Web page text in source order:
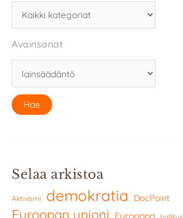
Avainsanat
Selaa arkistoa
Aktivismi demokratia DocPoint
Euroopan unioni Eurooppa